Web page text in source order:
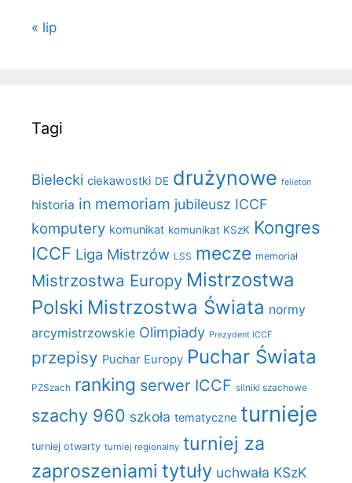
« lip
Tagi
Bielecki ciekawostki DE drużynowe felieton
historia in memoriam jubileusz ICCF
komputery komunikat komunikat KSzK Kongres
ICCF Liga Mistrzów LSS mecze memoriał
Mistrzostwa Europy Mistrzostwa
Polski Mistrzostwa Świata normy
arcymistrzowskie Olimpiady Prezydent ICCF
przepisy Puchar Europy Puchar Świata
PZSzach ranking serwer ICCF silniki szachowe
szachy 960 szkoła tematyczne turnieje
turniej otwarty turniej regionalny turniej za
zaproszeniami tytuły uchwała KSzK